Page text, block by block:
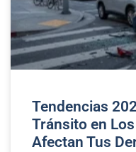
Tendencias
Tránsito en
Afectan Tus